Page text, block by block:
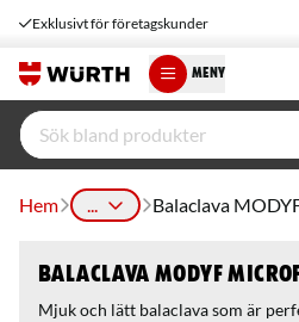
Exklusivt för företagskunder
MENY
Hem ... Balaclava
Balaclava MODYF
Mjuk och lätt balaclava som är